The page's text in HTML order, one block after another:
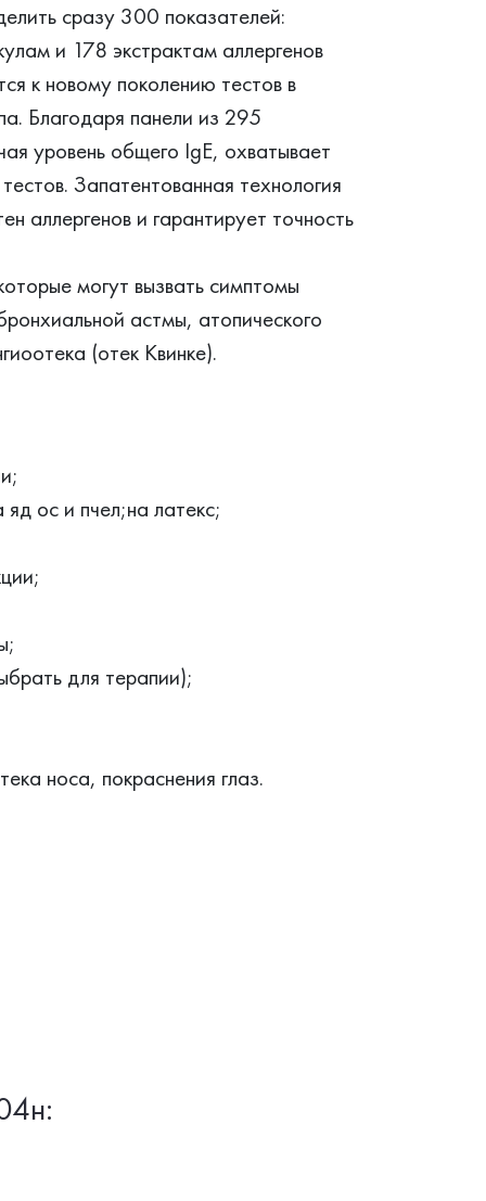
сразу 300 показателей:
и 178 экстрактам аллергенов
к новому поколению тестов в
Благодаря панели из 295
уровень общего IgE, охватывает
Запатентованная технология
аллергенов и гарантирует точность
могут вызвать симптомы
астмы, атопического
(отек Квинке).
ос и пчел;на латекс;
для терапии);
носа, покраснения глаз.